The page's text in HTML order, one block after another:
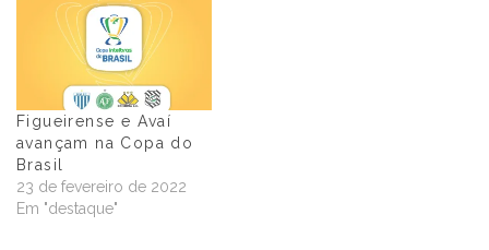
Figueirense e Avaí
avançam na Copa do
Brasil
23 de fevereiro de 2022
Em "destaque"